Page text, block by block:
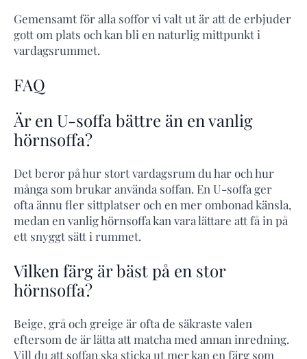
Gemensamt för alla soffor vi valt ut är att de erbjuder
gott om plats och kan bli en naturlig mittpunkt i
vardagsrummet.
FAQ
Är en U-soffa bättre än en vanlig
hörnsoffa?
Det beror på hur stort vardagsrum du har och hur
många som brukar använda soffan. En U-soffa ger
ofta ännu fler sittplatser och en mer ombonad känsla,
medan en vanlig hörnsoffa kan vara lättare att få in på
ett snyggt sätt i rummet.
Vilken färg är bäst på en stor
hörnsoffa?
Beige, grå och greige är ofta de säkraste valen
eftersom de är lätta att matcha med annan inredning.
Vill du att soffan ska sticka ut mer kan en färg som